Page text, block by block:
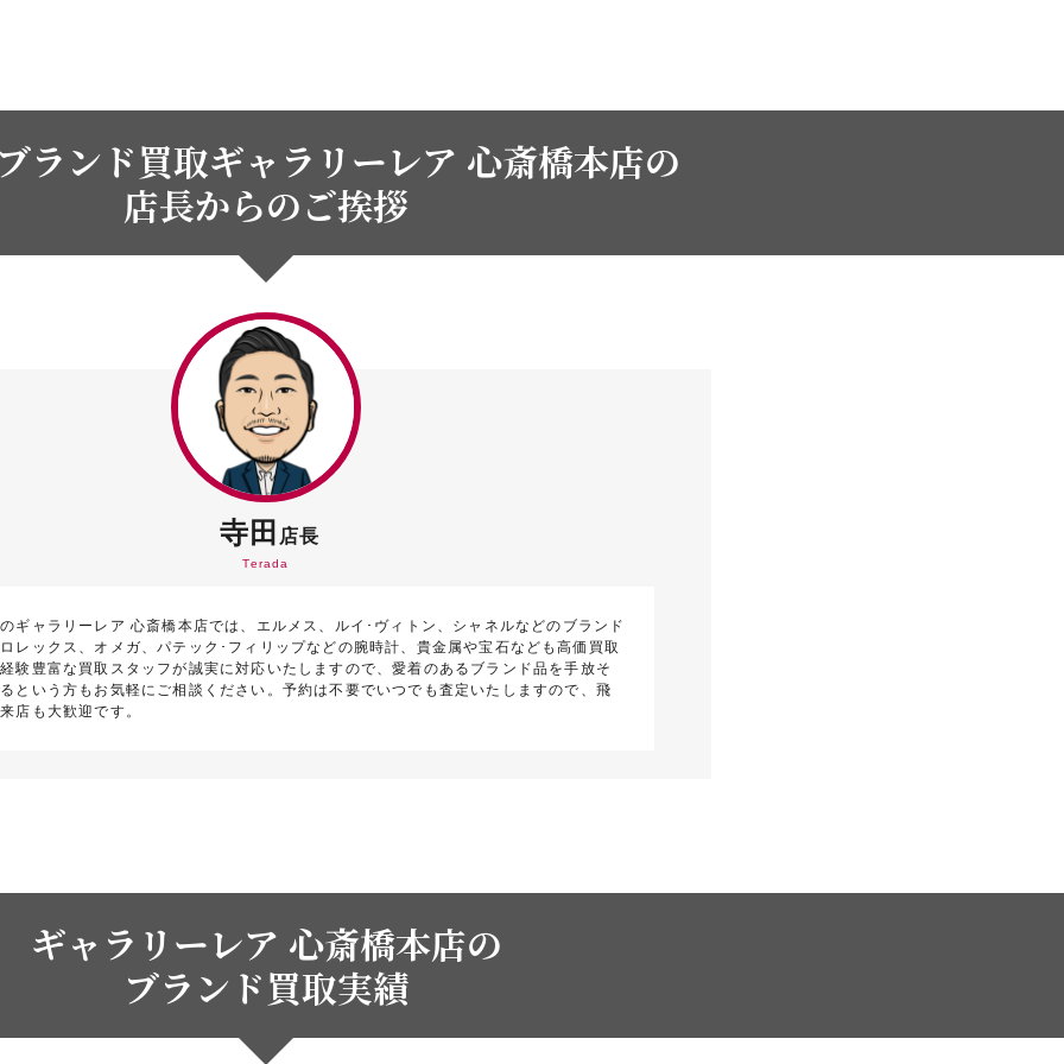
ランド買取ギャラリーレア 心斎橋本店の
店長からのご挨拶
寺田 店長
Terada
ギャラリーレア 心斎橋本店では、エルメス、ルイ･ヴィトン、シャネルなどのブランド
レックス、オメガ、パテック･フィリップなどの腕時計、貴金属や宝石なども高価買取
験豊富な買取スタッフが誠実に対応いたしますので、愛着のあるブランド品を手放そ
という方もお気軽にご相談ください。予約は不要でいつでも査定いたしますので、飛
店も大歓迎です。
ギャラリーレア 心斎橋本店の
ブランド買取実績